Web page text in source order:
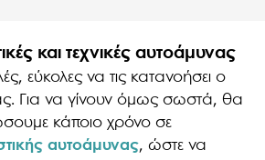
και τεχνικές αυτοάμυνας
εύκολες να τις κατανοήσει ο
Για να γίνουν όμως σωστά, θα
κάποιο χρόνο σε
αυτοάμυνας, ώστε να